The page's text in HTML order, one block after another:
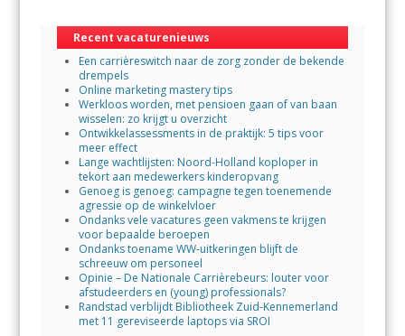
o
o
k
A
p
p
Recent vacaturenieuws
Een carrièreswitch naar de zorg zonder de bekende
drempels
Online marketing mastery tips
Werkloos worden, met pensioen gaan of van baan
wisselen: zo krijgt u overzicht
Ontwikkelassessments in de praktijk: 5 tips voor
meer effect
Lange wachtlijsten: Noord-Holland koploper in
tekort aan medewerkers kinderopvang
Genoeg is genoeg: campagne tegen toenemende
agressie op de winkelvloer
Ondanks vele vacatures geen vakmens te krijgen
voor bepaalde beroepen
Ondanks toename WW-uitkeringen blijft de
schreeuw om personeel
Opinie – De Nationale Carrièrebeurs: louter voor
afstudeerders en (young) professionals?
Randstad verblijdt Bibliotheek Zuid-Kennemerland
met 11 gereviseerde laptops via SROI